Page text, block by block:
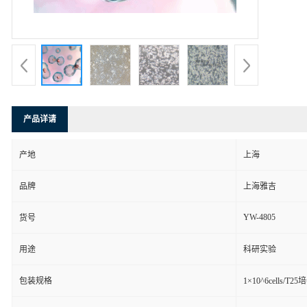
产品详请
产地 上海
品牌 上海雅吉
货号 YW-4805
用途 科研实验
包装规格 1×10^6cells/T25